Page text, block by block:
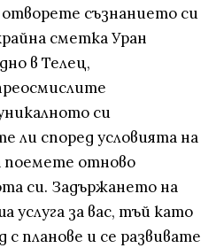
съзнанието си
сметка Уран
в Телец,
си
ли според условията на
поемете отново
си. Задържането на
услуга за вас, тъй като
планове и се развивате